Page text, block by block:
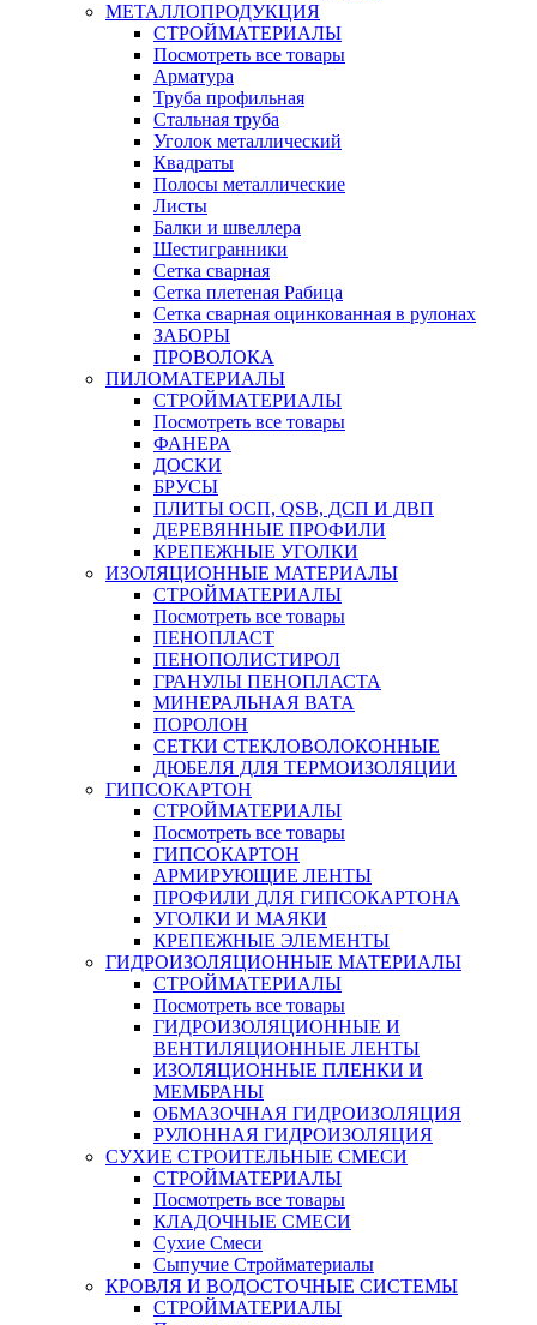
МЕТАЛЛОПРОДУКЦИЯ
СТРОЙМАТЕРИАЛЫ
Посмотреть все товары
Арматура
Труба профильная
Стальная труба
Уголок металлический
Квадраты
Полосы металлические
Листы
Балки и швеллера
Шестигранники
Сетка сварная
Сетка плетеная Рабица
Сетка сварная оцинкованная в рулонах
ЗАБОРЫ
ПРОВОЛОКА
ПИЛОМАТЕРИАЛЫ
СТРОЙМАТЕРИАЛЫ
Посмотреть все товары
ФАНЕРА
ДОСКИ
БРУСЫ
ПЛИТЫ ОСП, QSB, ДСП И ДВП
ДЕРЕВЯННЫЕ ПРОФИЛИ
КРЕПЕЖНЫЕ УГОЛКИ
ИЗОЛЯЦИОННЫЕ МАТЕРИАЛЫ
СТРОЙМАТЕРИАЛЫ
Посмотреть все товары
ПЕНОПЛАСТ
ПЕНОПОЛИСТИРОЛ
ГРАНУЛЫ ПЕНОПЛАСТА
МИНЕРАЛЬНАЯ ВАТА
ПОРОЛОН
СЕТКИ СТЕКЛОВОЛОКОННЫЕ
ДЮБЕЛЯ ДЛЯ ТЕРМОИЗОЛЯЦИИ
ГИПСОКАРТОН
СТРОЙМАТЕРИАЛЫ
Посмотреть все товары
ГИПСОКАРТОН
АРМИРУЮЩИЕ ЛЕНТЫ
ПРОФИЛИ ДЛЯ ГИПСОКАРТОНА
УГОЛКИ И МАЯКИ
КРЕПЕЖНЫЕ ЭЛЕМЕНТЫ
ГИДРОИЗОЛЯЦИОННЫЕ МАТЕРИАЛЫ
СТРОЙМАТЕРИАЛЫ
Посмотреть все товары
ГИДРОИЗОЛЯЦИОННЫЕ И
ВЕНТИЛЯЦИОННЫЕ ЛЕНТЫ
ИЗОЛЯЦИОННЫЕ ПЛЕНКИ И
МЕМБРАНЫ
ОБМАЗОЧНАЯ ГИДРОИЗОЛЯЦИЯ
РУЛОННАЯ ГИДРОИЗОЛЯЦИЯ
СУХИЕ СТРОИТЕЛЬНЫЕ СМЕСИ
СТРОЙМАТЕРИАЛЫ
Посмотреть все товары
КЛАДОЧНЫЕ СМЕСИ
Сухие Смеси
Сыпучие Стройматериалы
КРОВЛЯ И ВОДОСТОЧНЫЕ СИСТЕМЫ
СТРОЙМАТЕРИАЛЫ